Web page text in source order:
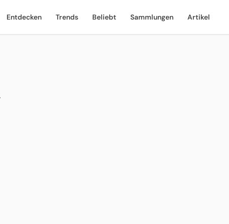
Entdecken Trends Beliebt Sammlungen Artikel